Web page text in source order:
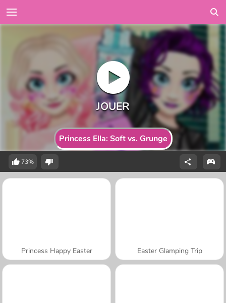
Princess Ella: Soft vs. Grunge
73%
Princess Happy Easter Easter Glamping Trip